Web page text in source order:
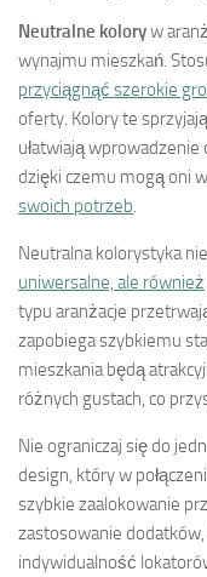
Neutralne koloryw
wynajmu mieszkań.
przyciągnąć szerokie
oferty. Kolory te
ułatwiają
dzięki czemu mogą oni
swoich potrzeb
Neutralna kolorystyka
uniwersalne, ale również
typu aranżacje
zapobiega szybkiemu
mieszkania będą
różnych gustach, co
Nie ograniczaj się do
design, który w
szybkie zaalokowanie
zastosowanie
indywidualność